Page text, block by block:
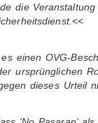
die
<<
einen OVG-
ursprünglichen
dieses Urteil